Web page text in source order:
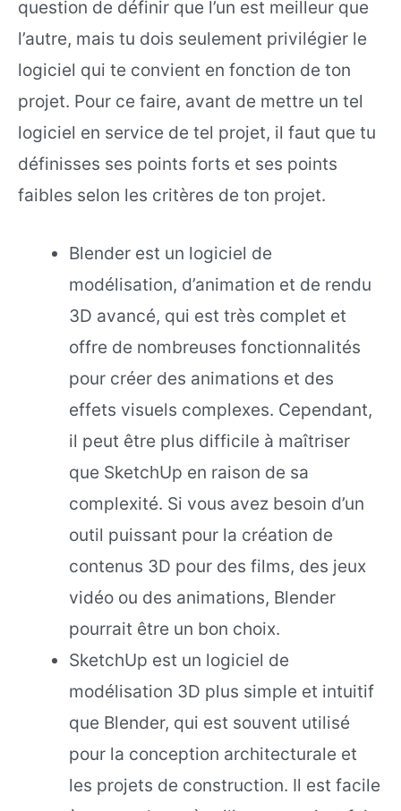
question de définir que l’un est meilleur que
l’autre, mais tu dois seulement privilégier le
logiciel qui te convient en fonction de ton
projet. Pour ce faire, avant de mettre un tel
logiciel en service de tel projet, il faut que tu
définisses ses points forts et ses points
faibles selon les critères de ton projet.
Blender est un logiciel de
modélisation, d’animation et de rendu
3D avancé, qui est très complet et
offre de nombreuses fonctionnalités
pour créer des animations et des
effets visuels complexes. Cependant,
il peut être plus difficile à maîtriser
que SketchUp en raison de sa
complexité. Si vous avez besoin d’un
outil puissant pour la création de
contenus 3D pour des films, des jeux
vidéo ou des animations, Blender
pourrait être un bon choix.
SketchUp est un logiciel de
modélisation 3D plus simple et intuitif
que Blender, qui est souvent utilisé
pour la conception architecturale et
les projets de construction. Il est facile